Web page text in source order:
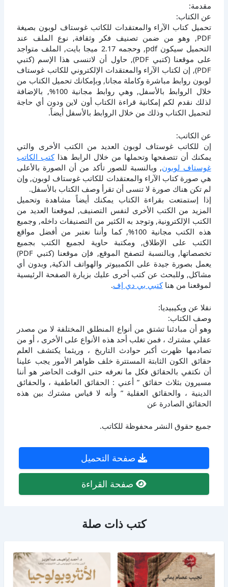
مقدمة:
عن الكتاب:
تحميل كتاب الآراء والمعتقدات للكاتب غوستاف لوبون بصيغة
PDF, وهو من ضمن تصنيف فكر وثقافة, نوع الملف عند
التحميل سيكون pdf, وحجمه 2.17 ميجا بايت, الملف متواجد
على موقعنا (كتبي PDF), حاول أن لاتنسى هذا الإسم (كتبي
PDF), إن لكتاب الآراء والمعتقدات الإلكتروني للكاتب غوستاف
لوبون روابط مباشرة وكاملة مجانا, وبإمكانك تحميل الكتاب من
خلال الروابط بالأسفل, وهي روابط مجانية 100%, بالإضافة
لذلك نقدم لكم إمكانية قراءة الكتاب أون لاين ودون أي حاجة
لتحميل الكتاب وذلك من خلال الروابط بالأسفل أيضاً.
عن الكاتب:
إن للكاتب غوستاف لوبون العديد من الكتب الأخرى والتي
يمكنك أن تتصفحها وتحملها من خلال الرابط هذاكتب الكاتب
غوستاف لوبون, وبالنسبة للصور تأكد من أن الصورة بالأعلى
هي صورة كتاب الآراء والمعتقدات للكاتب غوستاف لوبون, وإن
لم تكن هناك صورة لا تنسى أن تقرأ وصف الكتاب بالأسفل.
إذا إستمتعت بقراءة الكتاب يمكنك أيضاً مشاهدة وتحميل
المزيد من الكتب الأخرى لنفس التصنيف, لموقعنا العديد من
الكتب الإلكترونية, وتوجد به الكثير من التصنيفات داخله, وجميع
هذه الكتب مجانية 100%, كما وأننا نعتبر من أفضل مواقع
الكتب على الإطلاق, ومكتبة حاوية لجميع الكتب بجميع
تخصصاتها, وبالنسبة لتصفح الموقع, فإن موقعنا (كتبي PDF)
يعمل بصورة جيدة على الكمبيوتر والهواتف الذكية, وبدون أي
مشاكل, وللبحث عن كتب أخرى عليك بزيارة الصفحة الرئيسية
لموقعنا من هناكتبي بي دي إف.
نقلا عن ويكيبيديا:
وصف الكتاب:
وهو أن مبادئنا تشتق من أنواع المنطلق المختلفة لا من مصدر
عقلي مشترك ، فمن تغلب أحد هذه الأنواع على الأخرى ، أو من
تصادمها ظهرت أكبر حوادث التاريخ ، وريثما يكتشف العلم
حقائق الكون الثابتة المستترة خلف ظواهر الأمور يجب علينا
أن نكتفي بالحقائق فكل ما نعرفه حتى الوقت الحاضر هو أننا
مسيرون بثلاث حقائق ” أعني : الحقائق العاطفية ، والحقائق
الدينية ، والحقائق العقلية ” وأنه لا قياس مشترك بين هذه
الحقائق الصادرة عن
جميع حقوق النشر محفوظة للكاتب.
صفحة التحميل
صفحة القراءة
كتب ذات صلة